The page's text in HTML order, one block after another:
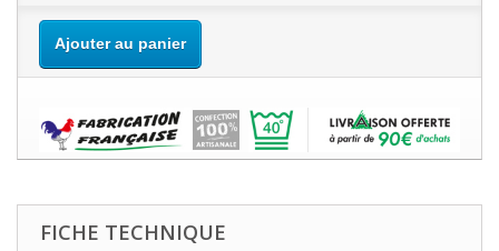
Ajouter au panier
FICHE TECHNIQUE